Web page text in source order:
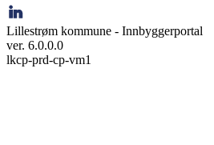
Lillestrøm kommune - Innbyggerportal
ver. 6.0.0.0
lkcp-prd-cp-vm1